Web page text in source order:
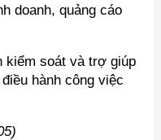
doanh, quảng cáo
kiểm soát và trợ giúp
hành công việc